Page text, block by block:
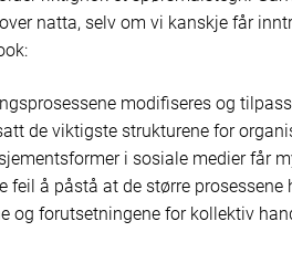
natta, selv om vi kanskje får
modifiseres og
de viktigste strukturene for
i sosiale medier får
feil å påstå at de større prosessene
og forutsetningene for kollektiv